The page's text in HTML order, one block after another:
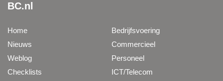
BC.nl
Home
Nieuws
Weblog
Checklists
Bedrijfsvoering
Commercieel
Personeel
ICT/Telecom